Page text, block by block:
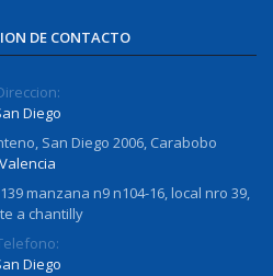
DE CONTACTO
Diego
San Diego 2006, Carabobo
Valencia
manzana n9 n104-16, local nro 39,
a chantilly
Diego